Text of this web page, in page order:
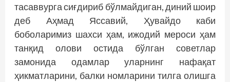
тасаввурга сиғдириб бўлмайдиган, диний шоир
деб Аҳмад Яссавий, Ҳувайдо каби
боболаримиз шахси ҳам, ижодий мероси ҳам
танқид олови остида бўлган советлар
замонида одамлар уларнинг нафақат
ҳикматларини, балки номларини тилга олишга